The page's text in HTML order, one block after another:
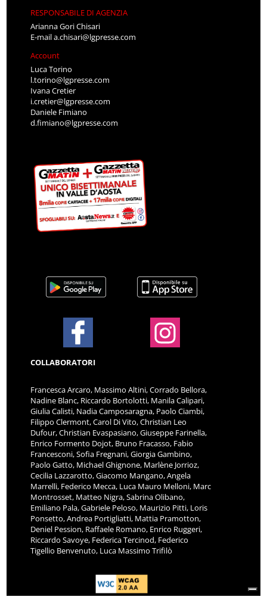
RESPONSABILE DI AGENZIA
Arianna Gori Chisari
E-maila.chisari@lgpresse.com
Account
Luca Torino
l.torino@lgpresse.com
Ivana Cretier
i.cretier@lgpresse.com
Daniele Fimiano
d.fimiano@lgpresse.com
COLLABORATORI
Francesca Arcaro, Massimo Altini, Corrado Bellora,
Nadine Blanc, Riccardo Bortolotti, Manila Calipari,
Giulia Calisti, Nadia Camposaragna, Paolo Ciambi,
Filippo Clermont, Carol Di Vito, Christian Leo
Dufour, Christian Evaspasiano, Giuseppe Farinella,
Enrico Formento Dojot, Bruno Fracasso, Fabio
Francesconi, Sofia Fregnani, Giorgia Gambino,
Paolo Gatto, Michael Ghignone, Marlène Jorrioz,
Cecilia Lazzarotto, Giacomo Mangano, Angela
Marrelli, Federico Mecca, Luca Mauro Melloni, Marc
Montrosset, Matteo Nigra, Sabrina Olibano,
Emiliano Pala, Gabriele Peloso, Maurizio Pitti, Loris
Ponsetto, Andrea Portigliatti, Mattia Pramotton,
Deniel Pession, Raffaele Romano, Enrico Ruggeri,
Riccardo Savoye, Federica Tercinod, Federico
Tigellio Benvenuto, Luca Massimo Trifilò